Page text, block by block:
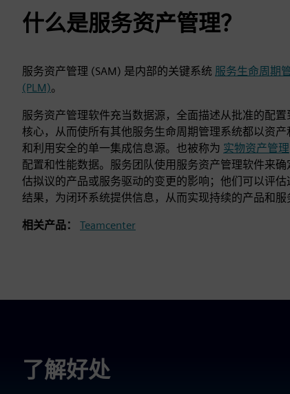
什么是服务资产管理？
服务资产管理 (SAM) 是内部的关键系统 服务生命周期
(PLM)。
服务资产管理软件充当数据源，全面描述从批准的配
核心，从而使所有其他服务生命周期管理系统都以资
和利用安全的单一集成信息源。也被称为 实物资产管理
配置和性能数据。服务团队使用服务资产管理软件来
估拟议的产品或服务驱动的变更的影响；他们可以评
结果，为闭环系统提供信息，从而实现持续的产品和服
相关产品： Teamcenter
了解好处